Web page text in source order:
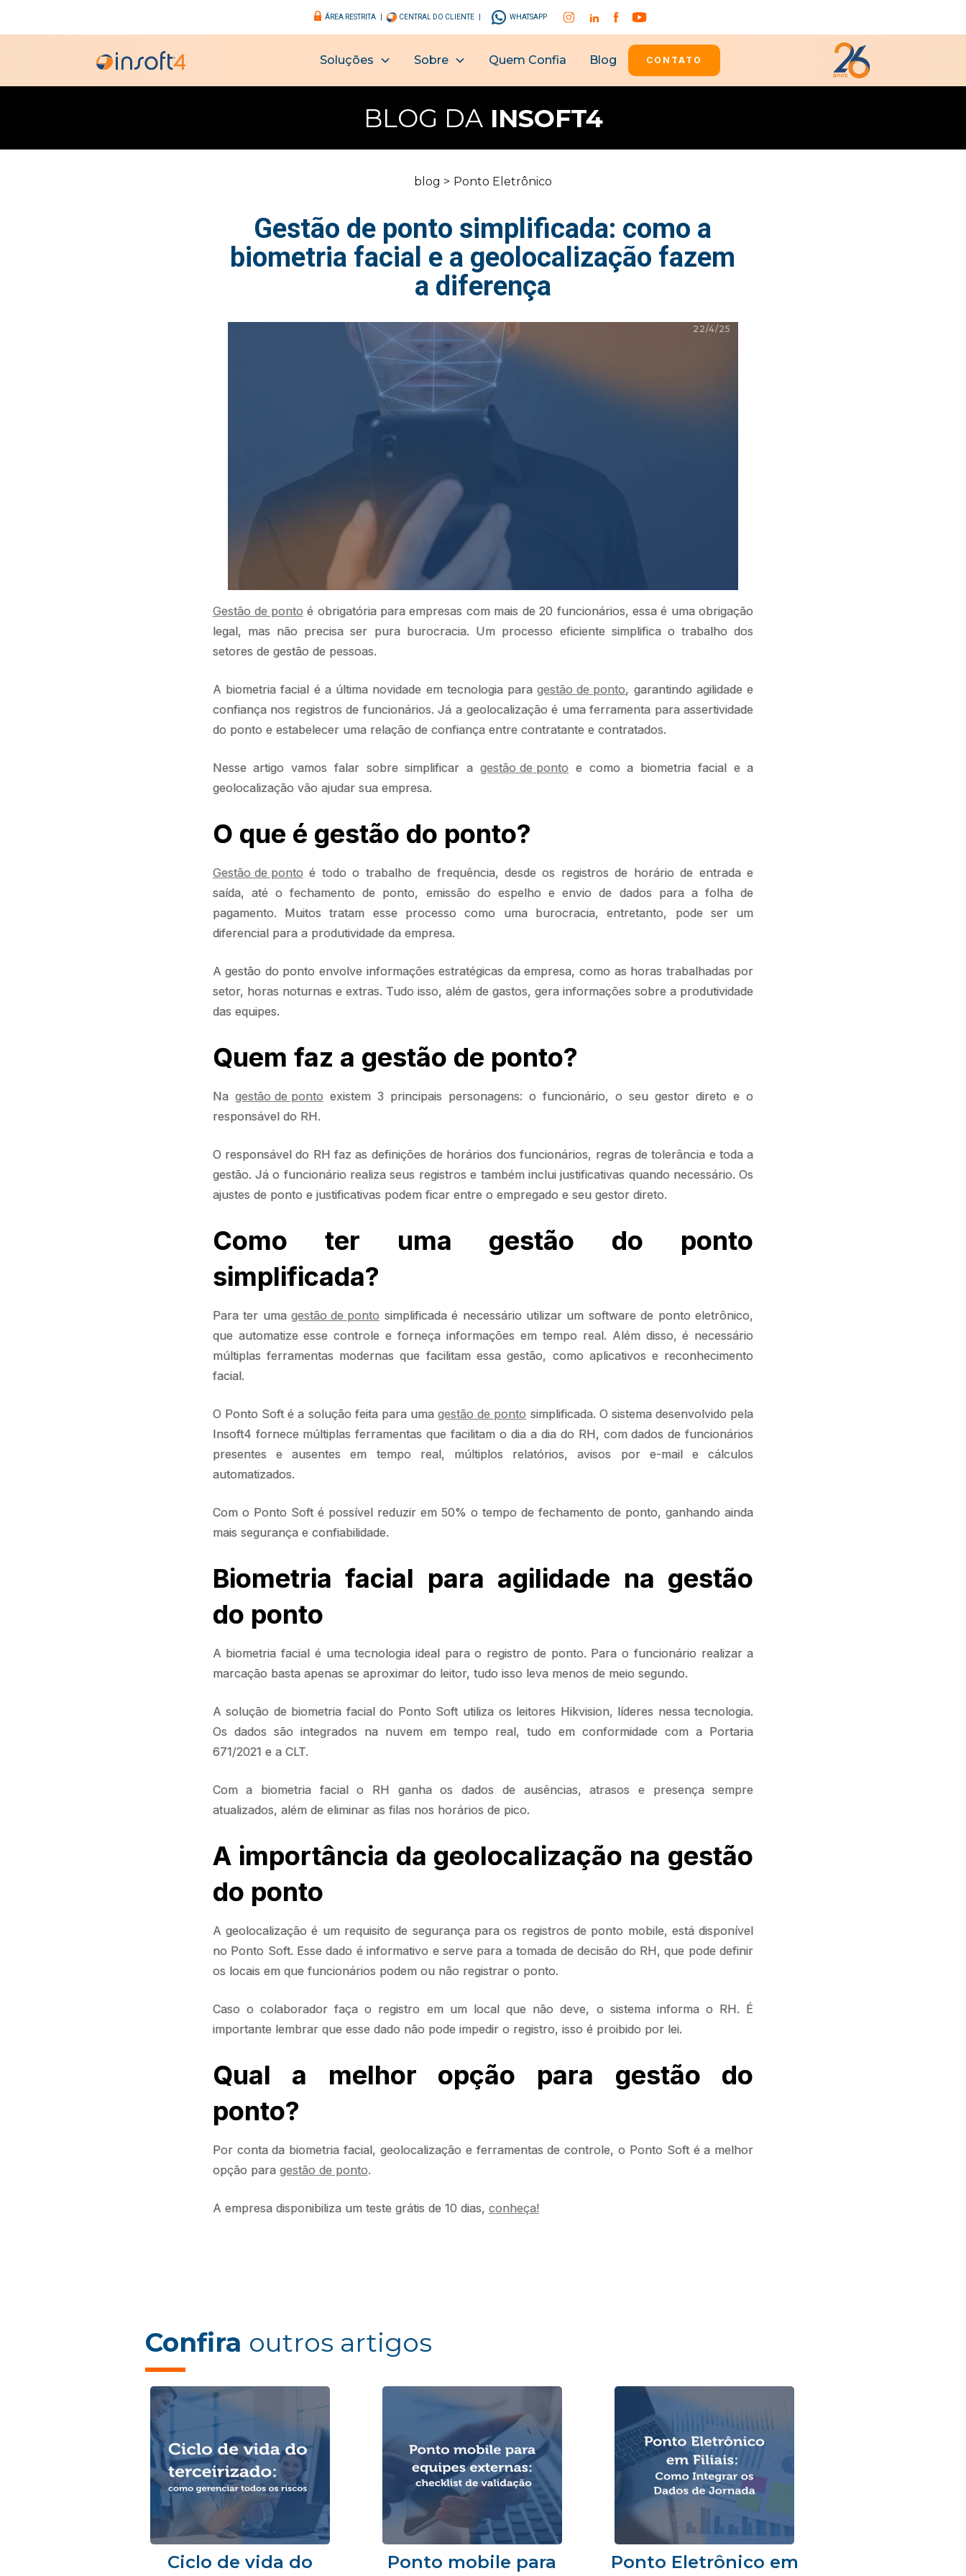
ÁREA RESTRITA | CENTRAL DO CLIENTE | WHATSAPP
Soluções Sobre Quem Confia Blog CONTATO
BLOG DAINSOFT4
blog > Ponto Eletrônico
Gestão de ponto simplificada: como a
biometria facial e a geolocalização fazem
a diferença
22/4/25
Gestão de pontoé obrigatória para empresas com mais de 20 funcionários, essa é uma obrigação
legal, mas não precisa ser pura burocracia. Um processo eficiente simplifica o trabalho dos
setores de gestão de pessoas.
A biometria facial é a última novidade em tecnologia paragestão de ponto, garantindo agilidade e
confiança nos registros de funcionários. Já a geolocalização é uma ferramenta para assertividade
do ponto e estabelecer uma relação de confiança entre contratante e contratados.
Nesse artigo vamos falar sobre simplificar a gestão de ponto e como a biometria facial e a
geolocalização vão ajudar sua empresa.
O que é gestão do ponto?
Gestão de pontoé todo o trabalho de frequência, desde os registros de horário de entrada e
saída, até o fechamento de ponto, emissão do espelho e envio de dados para a folha de
pagamento. Muitos tratam esse processo como uma burocracia, entretanto, pode ser um
diferencial para a produtividade da empresa.
A gestão do ponto envolve informações estratégicas da empresa, como as horas trabalhadas por
setor, horas noturnas e extras. Tudo isso, além de gastos, gera informações sobre a produtividade
das equipes.
Quem faz a gestão de ponto?
Na gestão de pontoexistem 3 principais personagens: o funcionário, o seu gestor direto e o
responsável do RH.
O responsável do RH faz as definições de horários dos funcionários, regras de tolerância e toda a
gestão. Já o funcionário realiza seus registros e também inclui justificativas quando necessário. Os
ajustes de ponto e justificativas podem ficar entre o empregado e seu gestor direto.
Como ter uma gestão do ponto
simplificada?
Para ter umagestão de ponto simplificada é necessário utilizar um software de ponto eletrônico,
que automatize esse controle e forneça informações em tempo real. Além disso, é necessário
múltiplas ferramentas modernas que facilitam essa gestão, como aplicativos e reconhecimento
facial.
O Ponto Soft é a solução feita para umagestão de ponto simplificada. O sistema desenvolvido pela
Insoft4 fornece múltiplas ferramentas que facilitam o dia a dia do RH, com dados de funcionários
presentes e ausentes em tempo real, múltiplos relatórios, avisos por e-mail e cálculos
automatizados.
Com o Ponto Soft é possível reduzir em 50% o tempo de fechamento de ponto, ganhando ainda
mais segurança e confiabilidade.
Biometria facial para agilidade na gestão
do ponto
A biometria facial é uma tecnologia ideal para o registro de ponto. Para o funcionário realizar a
marcação basta apenas se aproximar do leitor, tudo isso leva menos de meio segundo.
A solução de biometria facial do Ponto Soft utiliza os leitores Hikvision, líderes nessa tecnologia.
Os dados são integrados na nuvem em tempo real, tudo em conformidade com a Portaria
671/2021 e a CLT.
Com a biometria facial o RH ganha os dados de ausências, atrasos e presença sempre
atualizados, além de eliminar as filas nos horários de pico.
A importância da geolocalização na gestão
do ponto
A geolocalização é um requisito de segurança para os registros de ponto mobile, está disponível
no Ponto Soft. Esse dado é informativo e serve para a tomada de decisão do RH, que pode definir
os locais em que funcionários podem ou não registrar o ponto.
Caso o colaborador faça o registro em um local que não deve, o sistema informa o RH. É
importante lembrar que esse dado não pode impedir o registro, isso é proibido por lei.
Qual a melhor opção para gestão do
ponto?
Por conta da biometria facial, geolocalização e ferramentas de controle, o Ponto Soft é a melhor
opção para gestão de ponto.
A empresa disponibiliza um teste grátis de 10 dias, conheça!
Confira outros artigos
Ciclo de vida do
Ponto mobile para
Ponto Eletrônico em